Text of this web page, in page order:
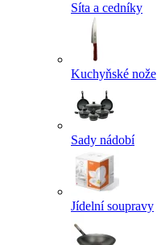
Síta a cedníky
Kuchyňské nože
Sady nádobí
Jídelní soupravy